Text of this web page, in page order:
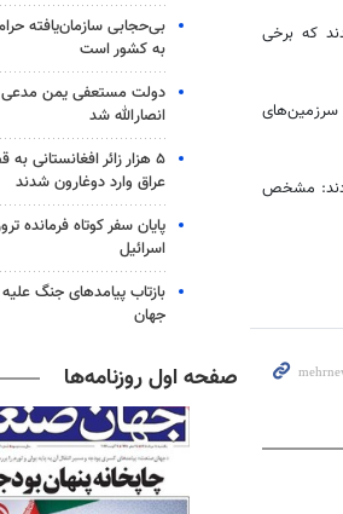
که برخی
سرزمین‌های
مشخص
بی‌حجابی سازمان‌یافته
به کشور است
دولت مستعفی یمن مدعی
انصارالله شد
۵ هزار زائر افغانستانی
عراق وارد دوغارون شدند
پایان سفر کوتاه فرمانده
اسرائیل
بازتاب پیامدهای جنگ
جهان
صفحه اول روزنامه‌ها